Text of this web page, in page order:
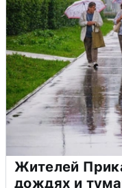
Жителей
дождях и